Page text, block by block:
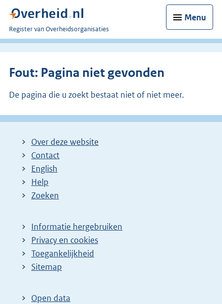
Menu
U
bent
Register van Overheidsorganisaties
Fout: Pagina niet gevonden
De pagina die u zoekt bestaat niet of niet meer.
Over deze website
Contact
English
Help
Zoeken
Informatie hergebruiken
Privacy en cookies
Toegankelijkheid
Sitemap
Open data